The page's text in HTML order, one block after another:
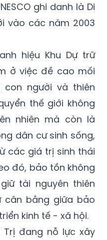
ghi danh là Di
vào các năm 2003
hiệu Khu Dự trữ
ở việc đề cao mối
người và thiên
thế giới không
nhiên mà còn là
dân cư sinh sống,
các giá trị sinh thái
đó, bảo tồn không
tài nguyên thiên
cân bằng giữa bảo
kinh tế - xã hội.
Trị đang nỗ lực xây